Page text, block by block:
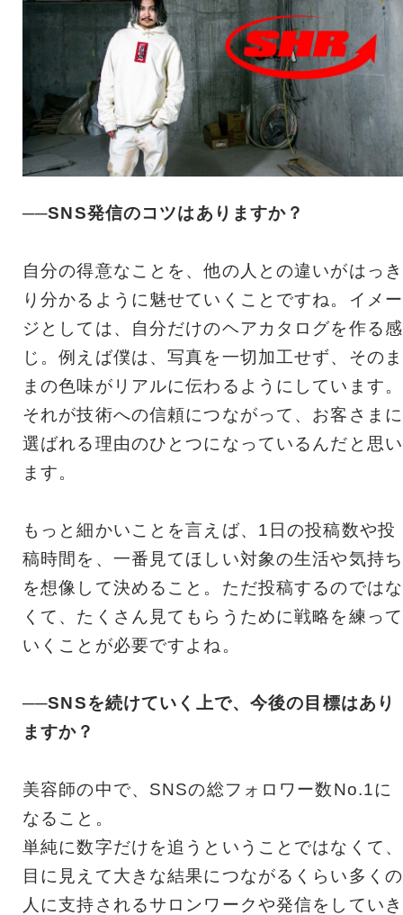
──SNS発信のコツはありますか？
自分の得意なことを、他の人との違いがはっき
り分かるように魅せていくことですね。イメー
ジとしては、自分だけのヘアカタログを作る感
じ。例えば僕は、写真を一切加工せず、そのま
まの色味がリアルに伝わるようにしています。
それが技術への信頼につながって、お客さまに
選ばれる理由のひとつになっているんだと思い
ます。
もっと細かいことを言えば、1日の投稿数や投
稿時間を、一番見てほしい対象の生活や気持ち
を想像して決めること。ただ投稿するのではな
くて、たくさん見てもらうために戦略を練って
いくことが必要ですよね。
──SNSを続けていく上で、今後の目標はあり
ますか？
美容師の中で、SNSの総フォロワー数No.1に
なること。
単純に数字だけを追うということではなくて、
目に見えて大きな結果につながるくらい多くの
人に支持されるサロンワークや発信をしていき